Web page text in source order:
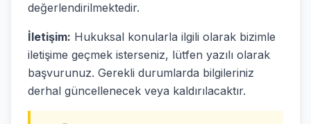
değerlendirilmektedir.
İletişim: Hukuksal konularla ilgili olarak bizimle
iletişime geçmek isterseniz, lütfen yazılı olarak
başvurunuz. Gerekli durumlarda bilgileriniz
derhal güncellenecek veya kaldırılacaktır.